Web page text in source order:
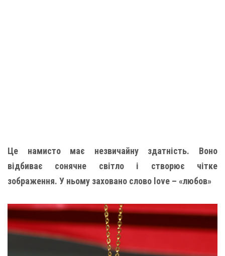
Це намисто має незвичайну здатність. Воно
відбиває сонячне світло і створює чітке
зображення. У ньому заховано слово love – «любов»